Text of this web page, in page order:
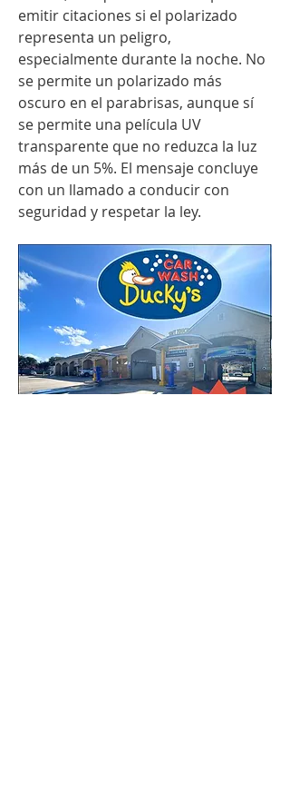
emitir citaciones si el polarizado
representa un peligro,
especialmente durante la noche. No
se permite un polarizado más
oscuro en el parabrisas, aunque sí
se permite una película UV
transparente que no reduzca la luz
más de un 5%. El mensaje concluye
con un llamado a conducir con
seguridad y respetar la ley.